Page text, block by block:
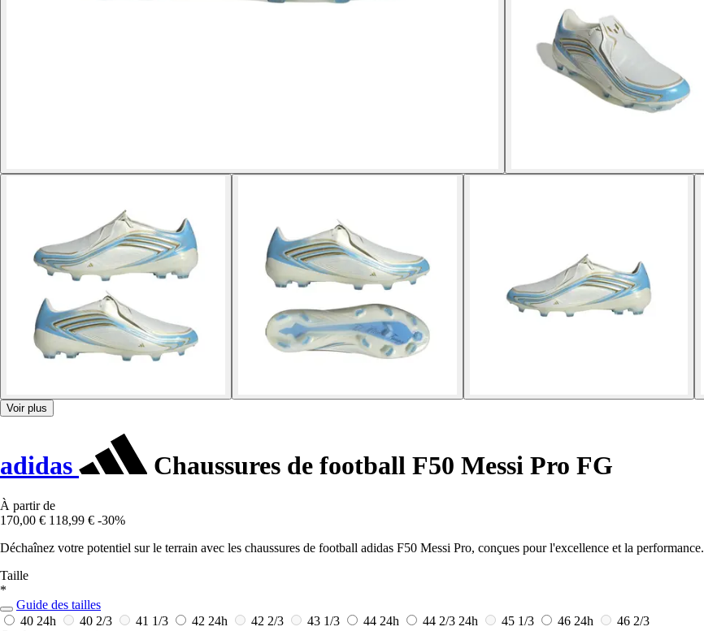
Voir plus
adidas Chaussures de football F50 Messi Pro FG
À partir de
170,00 € 118,99 € -30%
Déchaînez votre potentiel sur le terrain avec les chaussures de football adidas F50 Messi Pro, conçues pour l'excellence et la performance.
Taille
*
Guide des tailles
40 24h 40 2/3 41 1/3 42 24h 42 2/3 43 1/3 44 24h 44 2/3 24h 45 1/3 46 24h
46 2/3